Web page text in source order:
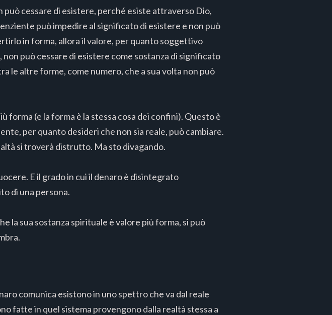
cessare di esistere, perché esiste attraverso Dio,
può impedire al significato di esistere e non può
in forma, allora il valore, per quanto soggettivo
può cessare di esistere come sostanza di significato
le altre forme, come numero, che a sua volta non può
forma (e la forma è la stessa cosa dei confini). Questo è
per quanto desideri che non sia reale, può cambiare.
si troverà distrutto. Ma sto divagando.
E il grado in cui il denaro è disintegrato
di una persona.
la sua sostanza spirituale è valore più forma, si può
comunica esistono in uno spettro che va dal reale
fatte in quel sistema provengono dalla realtà stessa a